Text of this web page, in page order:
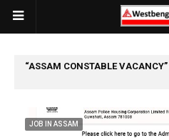
ASSAM CONSTABLE VACANCY
JOB IN ASSAM